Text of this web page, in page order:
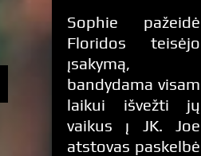
Sophie pažeidė
Floridos teisėjo
įsakymą,
bandydama visam
laikui išvežti jų
vaikus į JK. Joe
atstovas paskelbė